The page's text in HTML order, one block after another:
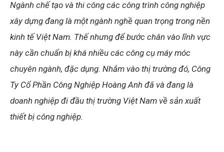
Ngành chế tạo và thi công các công trình công nghiệp
xây dựng đang là một ngành nghề quan trọng trong nền
kinh tế Việt Nam. Thế nhưng để bước chân vào lĩnh vực
này cần chuẩn bị khá nhiều các công cụ máy móc
chuyên ngành, đặc dụng. Nhắm vào thị trường đó, Công
Ty Cổ Phần Công Nghiệp Hoàng Anh đã và đang là
doanh nghiệp đi đầu thị trường Việt Nam về sản xuất
thiết bị công nghiệp.